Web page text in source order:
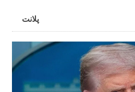
پلانت